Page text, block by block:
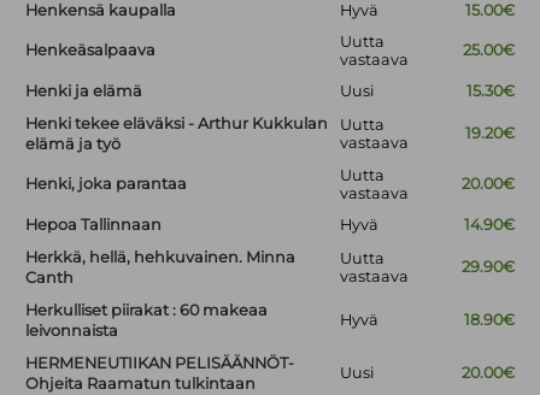
Henkensä kaupalla Hyvä 15.00€
Henkeäsalpaava
Uutta
vastaava
25.00€
Henki ja elämä Uusi
15.30€
Henki tekee eläväksi - Arthur Kukkulan
elämä ja työ
Uutta
vastaava
19.20€
Henki, joka parantaa
Uutta
vastaava
20.00€
Hepoa Tallinnaan Hyvä
14.90€
Herkkä, hellä, hehkuvainen. Minna
Canth
Uutta
vastaava
29.90€
Herkulliset piirakat : 60 makeaa
leivonnaista
Hyvä 18.90€
HERMENEUTIIKAN PELISÄÄNNÖT-
Ohjeita Raamatun tulkintaan
Uusi 20.00€